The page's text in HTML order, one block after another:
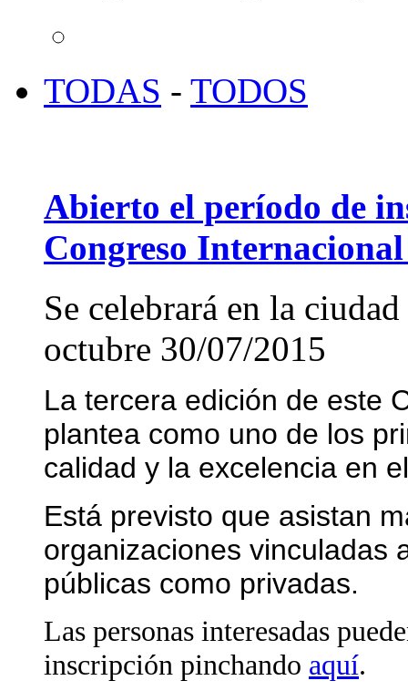
TODAS - TODOS
Abierto el período de
Congreso
Se celebrará en la
octubre 30/07/2015
La tercera edición de este
plantea como uno de los
calidad y la excelencia en
Está previsto que asistan
organizaciones vinculadas
públicas como privadas.
Las personas interesadas
inscripción pinchando aquí.